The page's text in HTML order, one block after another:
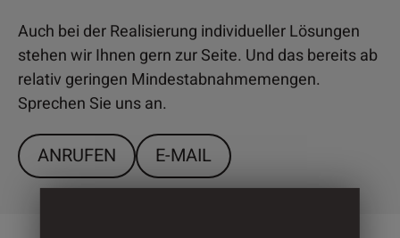
Auch bei der Realisierung individueller Lösungen
stehen wir Ihnen gern zur Seite. Und das bereits ab
relativ geringen Mindestabnahmemengen.
Sprechen Sie uns an.
ANRUFEN E-MAIL